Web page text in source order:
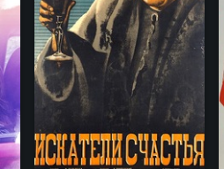
6.2